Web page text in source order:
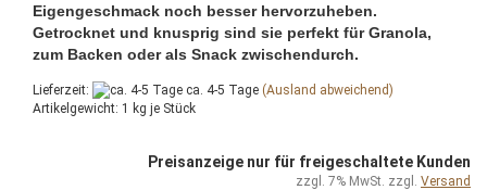
Eigengeschmack noch besser hervorzuheben.
Getrocknet und knusprig sind sie perfekt für Granola,
zum Backen oder als Snack zwischendurch.
Lieferzeit: ca. 4-5 Tage (Ausland abweichend)
Artikelgewicht: 1 kg je Stück
Preisanzeige nur für freigeschaltete Kunden
zzgl. 7% MwSt. zzgl. Versand